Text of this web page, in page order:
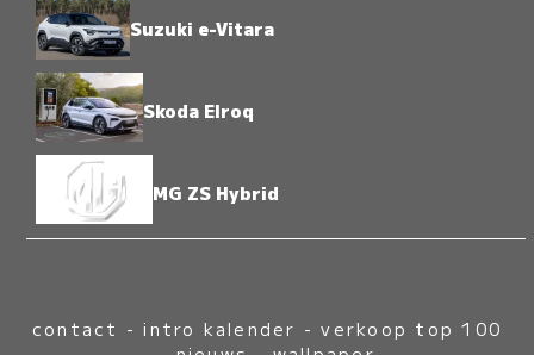
Suzuki e-Vitara
Skoda Elroq
MG ZS Hybrid
contact -intro kalender -verkoop top 100